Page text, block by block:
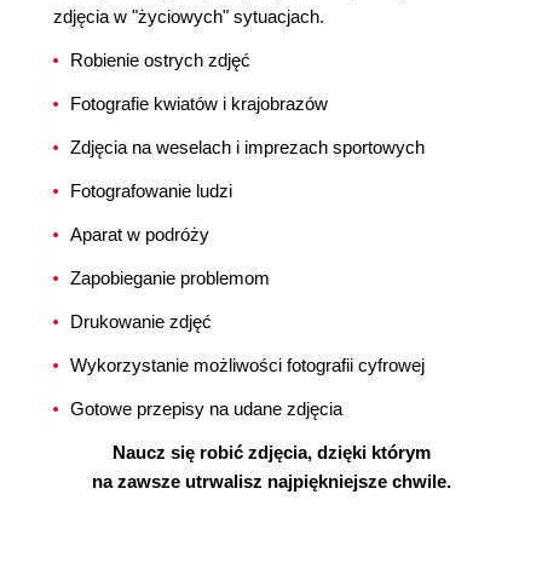
zdjęcia w "życiowych" sytuacjach.
Robienie ostrych zdjęć
Fotografie kwiatów i krajobrazów
Zdjęcia na weselach i imprezach sportowych
Fotografowanie ludzi
Aparat w podróży
Zapobieganie problemom
Drukowanie zdjęć
Wykorzystanie możliwości fotografii cyfrowej
Gotowe przepisy na udane zdjęcia
Naucz się robić zdjęcia, dzięki którym
na zawsze utrwalisz najpiękniejsze chwile.